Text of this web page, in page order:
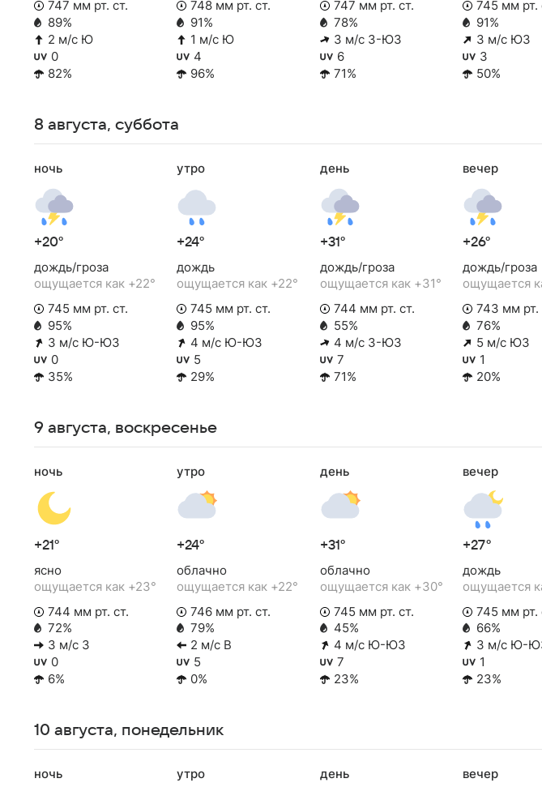
747 мм рт. ст.
89%
2 м/с Ю
0
82%
748 мм рт. ст.
91%
1 м/с Ю
4
96%
747 мм рт. ст.
78%
3 м/с З-ЮЗ
6
71%
745 мм рт.
91%
3 м/с ЮЗ
3
50%
8 августа, суббота
ночь
+20°
дождь/гроза
ощущается как +22°
745 мм рт. ст.
95%
3 м/с Ю-ЮЗ
0
35%
утро
+24°
дождь
ощущается как +22°
745 мм рт. ст.
95%
4 м/с Ю-ЮЗ
5
29%
день
+31°
дождь/гроза
ощущается как +31°
744 мм рт. ст.
55%
4 м/с З-ЮЗ
7
71%
вечер
+26°
дождь/гроза
ощущается
743 мм рт.
76%
5 м/с ЮЗ
1
20%
9 августа, воскресенье
ночь
+21°
ясно
ощущается как +23°
744 мм рт. ст.
72%
3 м/с З
0
6%
утро
+24°
облачно
ощущается как +22°
746 мм рт. ст.
79%
2 м/с В
5
0%
день
+31°
облачно
ощущается как +30°
745 мм рт. ст.
45%
4 м/с Ю-ЮЗ
7
23%
вечер
+27°
дождь
ощущается
745 мм рт.
66%
3 м/с Ю-
1
23%
10 августа, понедельник
ночь утро день вечер